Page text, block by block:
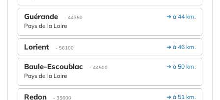
➔ à 44 km.
Guérande - 44350
Pays de la Loire
➔ à 46 km.
Lorient - 56100
➔ à 50 km.
Baule-Escoublac - 44500
Pays de la Loire
➔ à 51 km.
Redon - 35600